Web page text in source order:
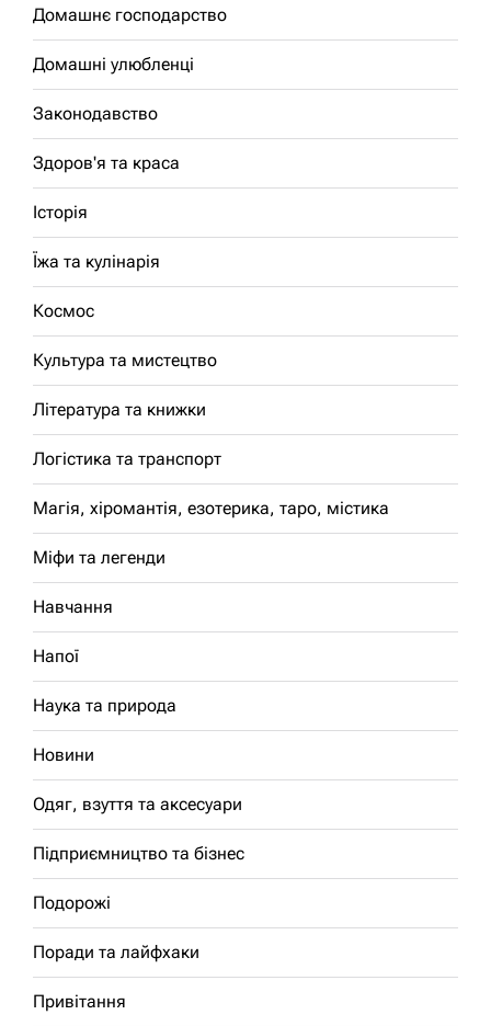
Домашнє господарство
Домашні улюбленці
Законодавство
Здоров'я та краса
Історія
Їжа та кулінарія
Космос
Культура та мистецтво
Література та книжки
Логістика та транспорт
Магія, хіромантія, езотерика, таро, містика
Міфи та легенди
Навчання
Напої
Наука та природа
Новини
Одяг, взуття та аксесуари
Підприємництво та бізнес
Подорожі
Поради та лайфхаки
Привітання